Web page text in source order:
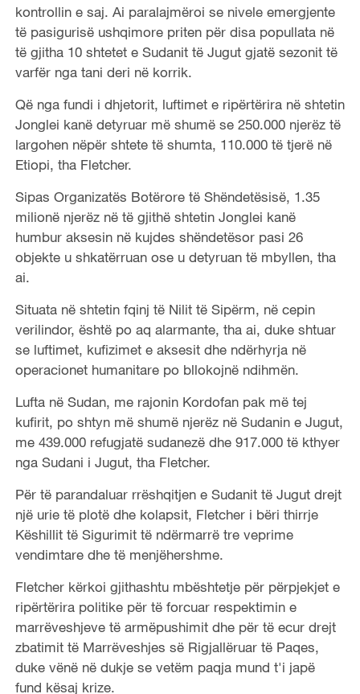
kontrollin e saj. Ai paralajmëroi se nivele emergjente
të pasigurisë ushqimore priten për disa popullata në
të gjitha 10 shtetet e Sudanit të Jugut gjatë sezonit të
varfër nga tani deri në korrik.
Që nga fundi i dhjetorit, luftimet e ripërtërira në shtetin
Jonglei kanë detyruar më shumë se 250.000 njerëz të
largohen nëpër shtete të shumta, 110.000 të tjerë në
Etiopi, tha Fletcher.
Sipas Organizatës Botërore të Shëndetësisë, 1.35
milionë njerëz në të gjithë shtetin Jonglei kanë
humbur aksesin në kujdes shëndetësor pasi 26
objekte u shkatërruan ose u detyruan të mbyllen, tha
ai.
Situata në shtetin fqinj të Nilit të Sipërm, në cepin
verilindor, është po aq alarmante, tha ai, duke shtuar
se luftimet, kufizimet e aksesit dhe ndërhyrja në
operacionet humanitare po bllokojnë ndihmën.
Lufta në Sudan, me rajonin Kordofan pak më tej
kufirit, po shtyn më shumë njerëz në Sudanin e Jugut,
me 439.000 refugjatë sudanezë dhe 917.000 të kthyer
nga Sudani i Jugut, tha Fletcher.
Për të parandaluar rrëshqitjen e Sudanit të Jugut drejt
një urie të plotë dhe kolapsit, Fletcher i bëri thirrje
Këshillit të Sigurimit të ndërmarrë tre veprime
vendimtare dhe të menjëhershme.
Fletcher kërkoi gjithashtu mbështetje për përpjekjet e
ripërtërira politike për të forcuar respektimin e
marrëveshjeve të armëpushimit dhe për të ecur drejt
zbatimit të Marrëveshjes së Rigjallëruar të Paqes,
duke vënë në dukje se vetëm paqja mund t'i japë
fund kësaj krize.